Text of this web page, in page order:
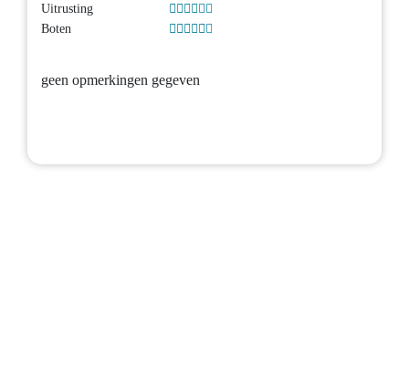
Uitrusting
Boten
geen opmerkingen gegeven